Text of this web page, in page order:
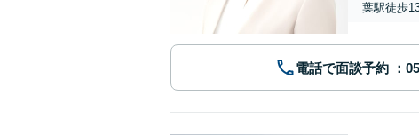
葉駅徒歩13
電話で面談予約